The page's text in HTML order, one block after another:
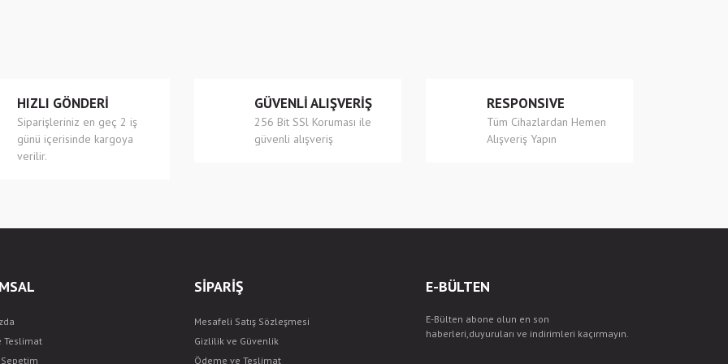
HIZLI GÖNDERİ
Siparişleriniz en geç 2 iş
günü içerisinde kargoya
verilir.
GÜVENLİ ALIŞVERİŞ
256 Bit SSl Koruması ile
güvenli alışveriş
RESPONSIVE
Tüm Cihazlardan Hemen
Alışveriş Yapın
Teslimat
Sepetim
SİPARİŞ
Mesafeli Satış Sözleşmesi
Gizlilik ve Güvenlik
Ödeme ve Teslimat
E-BÜLTEN
E-Bülten abone olun en son
haberleri,duyuruları ve indirimleri kaçırmayın.